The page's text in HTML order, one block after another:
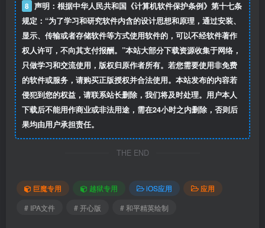
8 声明：根据中华人民共和国《计算机软件保护条例》第十七条
规定：“为了学习和研究软件内含的设计思想和原理，通过安装、
显示、传输或者存储软件等方式使用软件的，可以不经软件著作
权人许可，不向其支付报酬。”本站大部分下载资源收集于网络，
只做学习和交流使用，版权归原作者所有。若您需要使用非免费
的软件或服务，请购买正版授权并合法使用。本站发布的内容若
侵犯到您的权益，请联系站长删除，我们将及时处理。用户本人
下载后不能用作商业或非法用途，需在24小时之内删除，否则后
果均由用户承担责任。
THE END
巨魔专用 越狱专用 iOS应用
应用
# IPA文件
# 开心版 # 和平精英绘制